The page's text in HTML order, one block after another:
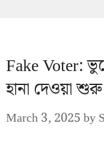
Fake Voter:
হানা দেওয়া
March 3, 2025by